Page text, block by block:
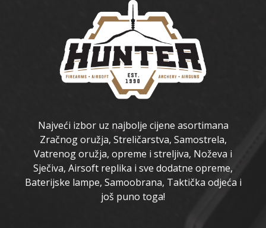
Najveći izbor uz najbolje cijene asortimana
Zračnog oružja, Streličarstva, Samostrela,
Vatrenog oružja, opreme i streljiva, Noževa i
Sječiva, Airsoft replika i sve dodatne opreme,
Baterijske lampe, Samoobrana, Taktička odjeća i
još puno toga!